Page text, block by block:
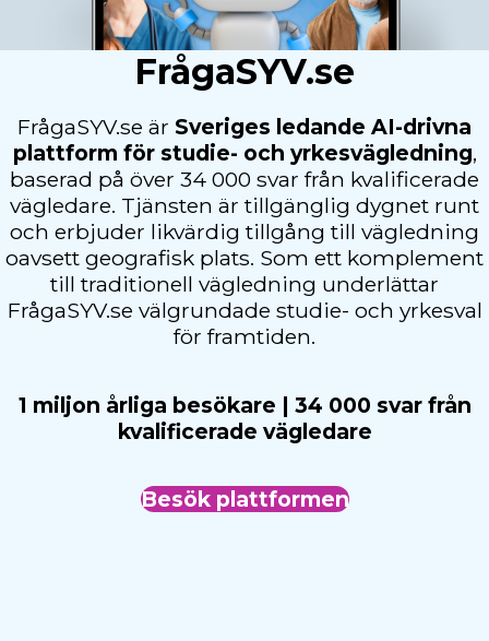
FrågaSYV.se
FrågaSYV.se är Sveriges ledande AI-drivna
plattform för studie- och yrkesvägledning,
baserad på över 34 000 svar från kvalificerade
vägledare. Tjänsten är tillgänglig dygnet runt
och erbjuder likvärdig tillgång till vägledning
oavsett geografisk plats. Som ett komplement
till traditionell vägledning underlättar
FrågaSYV.se välgrundade studie- och yrkesval
för framtiden.
1 miljon årliga besökare | 34 000 svar från
kvalificerade vägledare
Besök plattformen